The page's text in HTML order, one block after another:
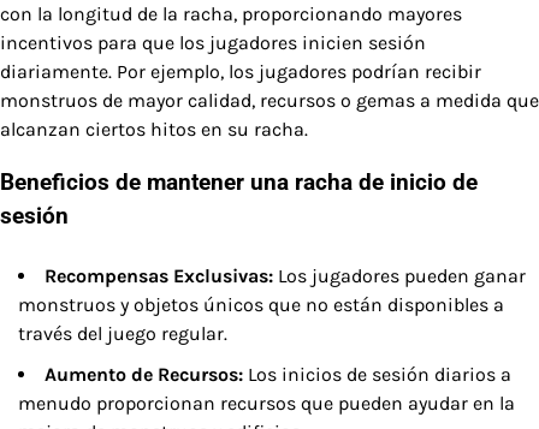
con la longitud de la racha, proporcionando mayores
incentivos para que los jugadores inicien sesión
diariamente. Por ejemplo, los jugadores podrían recibir
monstruos de mayor calidad, recursos o gemas a medida que
alcanzan ciertos hitos en su racha.
Beneficios de mantener una racha de inicio de
sesión
Recompensas Exclusivas: Los jugadores pueden ganar
monstruos y objetos únicos que no están disponibles a
través del juego regular.
Aumento de Recursos: Los inicios de sesión diarios a
menudo proporcionan recursos que pueden ayudar en la